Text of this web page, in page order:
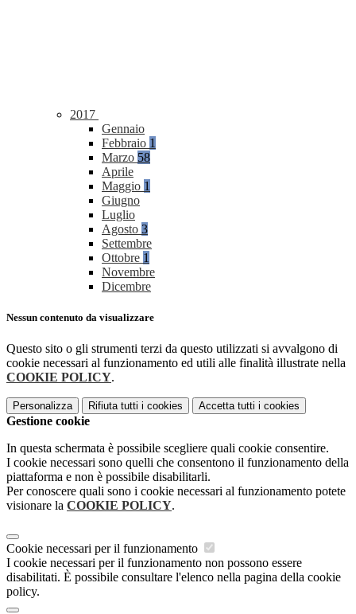
2017
Gennaio
Febbraio 1
Marzo 58
Aprile
Maggio 1
Giugno
Luglio
Agosto 3
Settembre
Ottobre 1
Novembre
Dicembre
Nessun contenuto da visualizzare
Questo sito o gli strumenti terzi da questo utilizzati si avvalgono di
cookie necessari al funzionamento ed utili alle finalità illustrate nella
COOKIE POLICY.
Personalizza Rifiuta tutti i cookies Accetta tutti i cookies
Gestione cookie
In questa schermata è possibile scegliere quali cookie consentire.
I cookie necessari sono quelli che consentono il funzionamento della
piattaforma e non è possibile disabilitarli.
Per conoscere quali sono i cookie necessari al funzionamento potete
visionare la COOKIE POLICY.
Cookie necessari per il funzionamento
I cookie necessari per il funzionamento non possono essere
disabilitati. È possibile consultare l'elenco nella pagina della cookie
policy.